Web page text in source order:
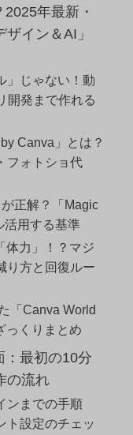
年最新・
イン＆AI」
」じゃない！動
開発まで作れる
Canva」とは？
フォトショ代
正解？「Magic
活用する基準
体力」！？マジ
り方と回復ルー
「Canva World
っくりまとめ
：最初の10分
の流れ
ンまでの手順
ト設定のチェッ